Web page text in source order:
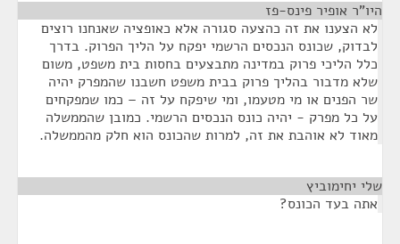
היו"ר אופיר פינס-פז
לא הצענו את זה כהצעה סגורה אלא כאופציה שאנחנו רוצים
לבדוק, שכונס הנכסים הרשמי יפקח על הליך הפרוק. בדרך
כלל הליכי פרוק במדינה מתבצעים בחסות בית משפט, משום
שלא מדבור בהליך פרוק בבית משפט חשבנו שהמפרק יהיה
שר הפנים או מי מטעמו, ומי שיפקח על זה – כמו שמפקחים
על כל מפרק - יהיה כונס הנכסים הרשמי. כמובן שהממשלה
מאוד לא אוהבת את זה, למרות שהכונס הוא חלק מהממשלה.
שלי יחימוביץ
אתה בעד הכונס?